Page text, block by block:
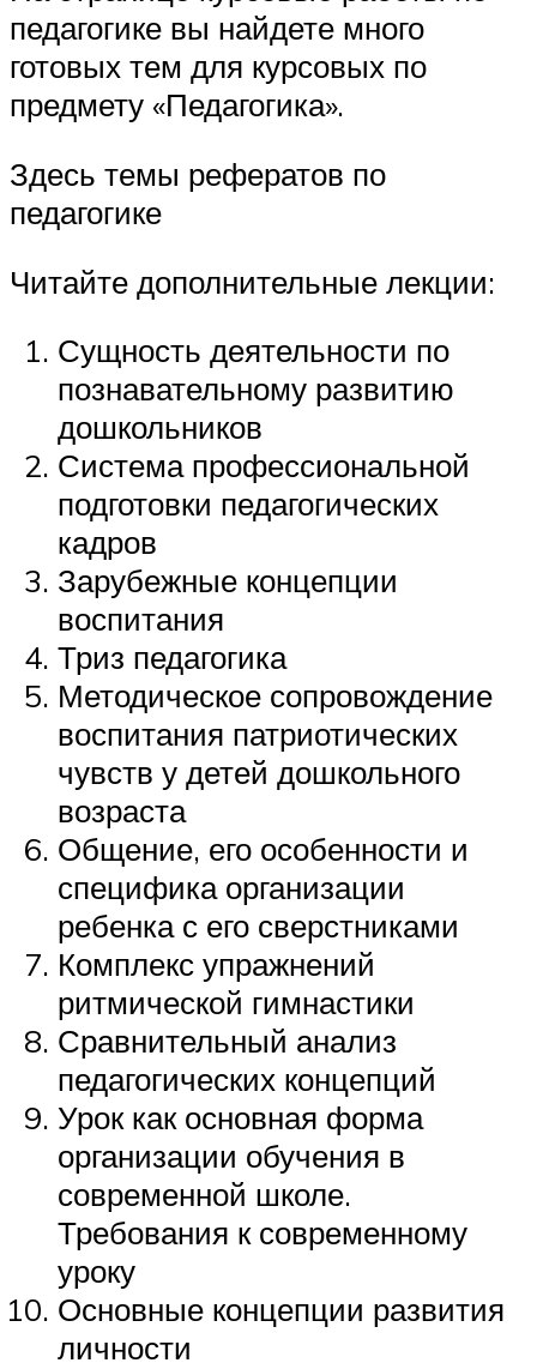
педагогике вы найдете много
готовых тем для курсовых по
предмету «Педагогика».
Здесь темы рефератов по
педагогике
Читайте дополнительные лекции:
Сущность деятельности по
познавательному развитию
дошкольников
Система профессиональной
подготовки педагогических
кадров
Зарубежные концепции
воспитания
Триз педагогика
Методическое сопровождение
воспитания патриотических
чувств у детей дошкольного
возраста
Общение, его особенности и
специфика организации
ребенка с его сверстниками
Комплекс упражнений
ритмической гимнастики
Сравнительный анализ
педагогических концепций
Урок как основная форма
организации обучения в
современной школе.
Требования к современному
уроку
Основные концепции развития
личности